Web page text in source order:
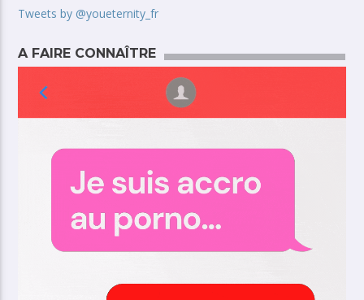
Tweets by @youeternity_fr
A FAIRE CONNAÎTRE